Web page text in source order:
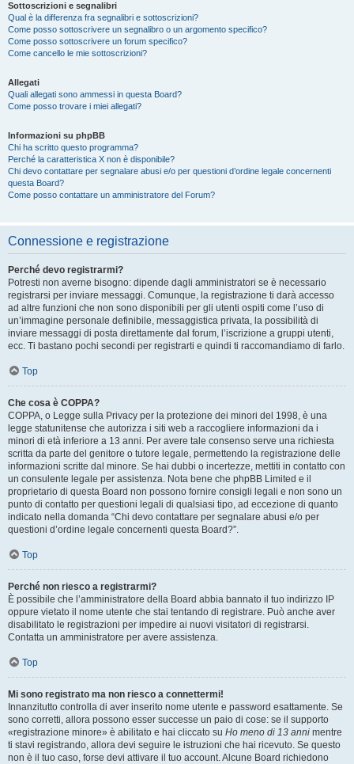
Sottoscrizioni e segnalibri
Qual è la differenza fra segnalibri e sottoscrizioni?
Come posso sottoscrivere un segnalibro o un argomento specifico?
Come posso sottoscrivere un forum specifico?
Come cancello le mie sottoscrizioni?
Allegati
Quali allegati sono ammessi in questa Board?
Come posso trovare i miei allegati?
Informazioni su phpBB
Chi ha scritto questo programma?
Perché la caratteristica X non è disponibile?
Chi devo contattare per segnalare abusi e/o per questioni d’ordine legale concernenti
questa Board?
Come posso contattare un amministratore del Forum?
Connessione e registrazione
Perché devo registrarmi?
Potresti non averne bisogno: dipende dagli amministratori se è necessario
registrarsi per inviare messaggi. Comunque, la registrazione ti darà accesso
ad altre funzioni che non sono disponibili per gli utenti ospiti come l’uso di
un’immagine personale definibile, messaggistica privata, la possibilità di
inviare messaggi di posta direttamente dal forum, l’iscrizione a gruppi utenti,
ecc. Ti bastano pochi secondi per registrarti e quindi ti raccomandiamo di farlo.
Top
Che cosa è COPPA?
COPPA, o Legge sulla Privacy per la protezione dei minori del 1998, è una
legge statunitense che autorizza i siti web a raccogliere informazioni da i
minori di età inferiore a 13 anni. Per avere tale consenso serve una richiesta
scritta da parte del genitore o tutore legale, permettendo la registrazione delle
informazioni scritte dal minore. Se hai dubbi o incertezze, mettiti in contatto con
un consulente legale per assistenza. Nota bene che phpBB Limited e il
proprietario di questa Board non possono fornire consigli legali e non sono un
punto di contatto per questioni legali di qualsiasi tipo, ad eccezione di quanto
indicato nella domanda “Chi devo contattare per segnalare abusi e/o per
questioni d’ordine legale concernenti questa Board?”.
Top
Perché non riesco a registrarmi?
È possibile che l’amministratore della Board abbia bannato il tuo indirizzo IP
oppure vietato il nome utente che stai tentando di registrare. Può anche aver
disabilitato le registrazioni per impedire ai nuovi visitatori di registrarsi.
Contatta un amministratore per avere assistenza.
Top
Mi sono registrato ma non riesco a connettermi!
Innanzitutto controlla di aver inserito nome utente e password esattamente. Se
sono corretti, allora possono esser successe un paio di cose: se il supporto
«registrazione minore» è abilitato e hai cliccato su Ho meno di 13 anni mentre
ti stavi registrando, allora devi seguire le istruzioni che hai ricevuto. Se questo
non è il tuo caso, forse devi attivare il tuo account. Alcune Board richiedono